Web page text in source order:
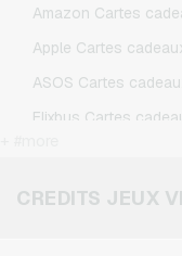
Amazon Cartes
Apple Cartes
ASOS Cartes
Flixbus Cartes
Google Play Cartes
CREDITS JEUX